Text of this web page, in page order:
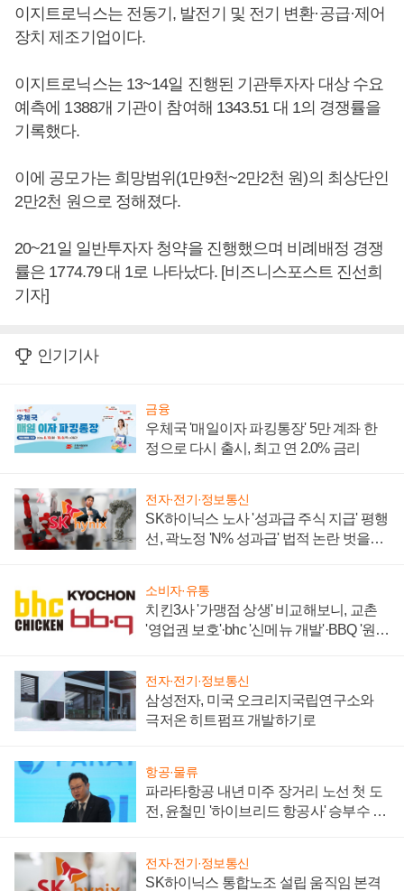
이지트로닉스는 전동기, 발전기 및 전기 변환·공급·제어
장치 제조기업이다.
이지트로닉스는 13~14일 진행된 기관투자자 대상 수요
예측에 1388개 기관이 참여해 1343.51 대 1의 경쟁률을
기록했다.
이에 공모가는 희망범위(1만9천~2만2천 원)의 최상단인
2만2천 원으로 정해졌다.
20~21일 일반투자자 청약을 진행했으며 비례배정 경쟁
률은 1774.79 대 1로 나타났다. [비즈니스포스트 진선희
기자]
인기기사
금융
우체국 '매일이자 파킹통장' 5만 계좌 한
정으로 다시 출시, 최고 연 2.0% 금리
전자·전기·정보통신
SK하이닉스 노사 '성과급 주식 지급' 평행
선, 곽노정 'N% 성과급' 법적 논란 벗을지
소비자·유통
치킨3사 '가맹점 상생' 비교해보니, 교촌
'영업권 보호'·bhc '신메뉴 개발'·BBQ '원가
전자·전기·정보통신
삼성전자, 미국 오크리지국립연구소와
극저온 히트펌프 개발하기로
항공·물류
파라타항공 내년 미주 장거리 노선 첫 도
전, 윤철민 '하이브리드 항공사' 승부수 통
전자·전기·정보통신
SK하이닉스 통합노조 설립 움직임 본격